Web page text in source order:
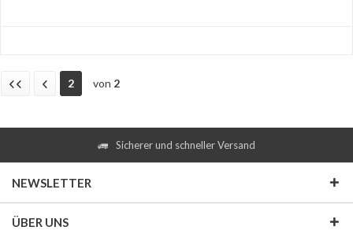
2 von 2
Sicherer und schneller Versand
NEWSLETTER
ÜBER UNS